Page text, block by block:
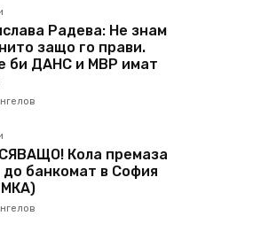
Радева: Не знам
защо го прави.
би ДАНС и МВР имат
Кола премаза
до банкомат в София